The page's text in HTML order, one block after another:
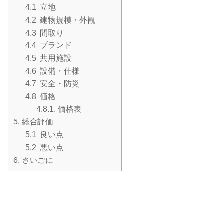
4.1. 立地
4.2. 建物規模・外観
4.3. 間取り
4.4. ブランド
4.5. 共用施設
4.6. 設備・仕様
4.7. 安全・防災
4.8. 価格
4.8.1. 価格表
5. 総合評価
5.1. 良い点
5.2. 悪い点
6. さいごに